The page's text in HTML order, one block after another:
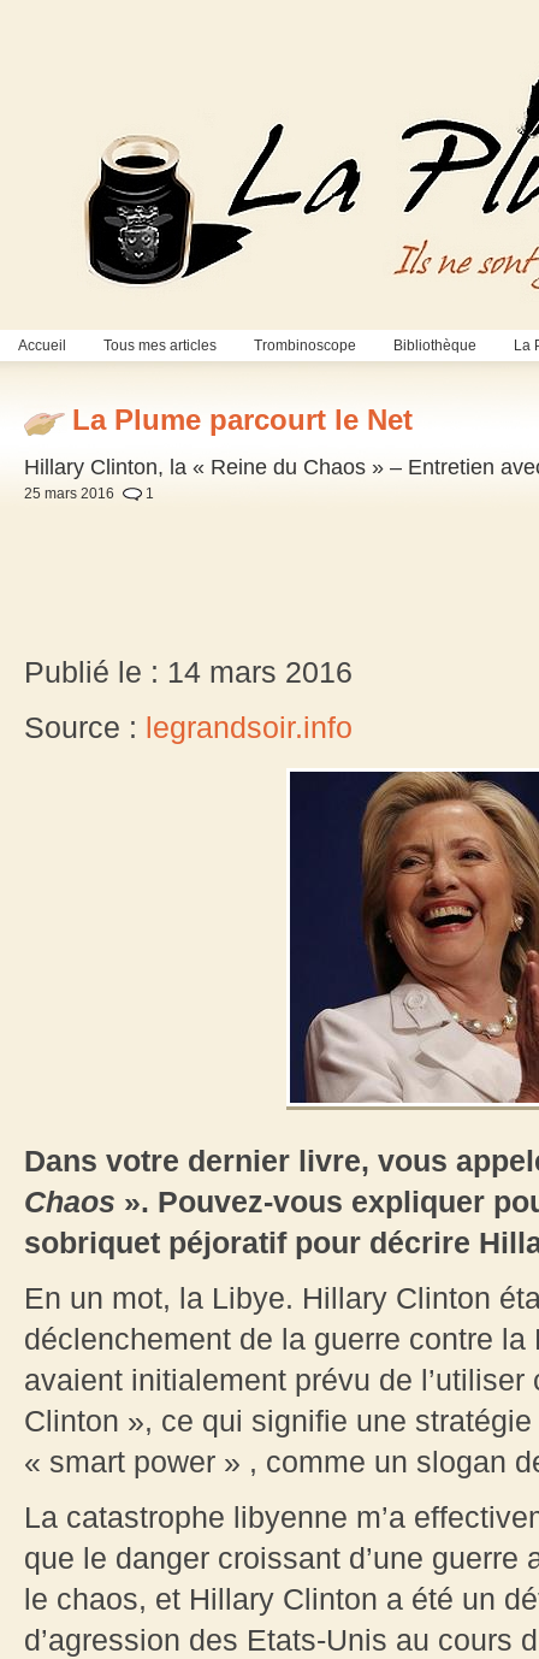
Accueil Tous mes articles Trombinoscope Bibliothèque La
La Plume parcourt le Net
Hillary Clinton, la « Reine du Chaos » – Entretien
25 mars 2016 1
Publié le : 14 mars 2016
Source : legrandsoir.info
Dans votre dernier livre, vous
Chaos ». Pouvez-vous expliquer
sobriquet péjoratif pour décrire
En un mot, la Libye. Hillary Clinton
déclenchement de la guerre contre
avaient initialement prévu de l’utiliser
Clinton », ce qui signifie une
« smart power » , comme un slogan
La catastrophe libyenne m’a
que le danger croissant d’une
le chaos, et Hillary Clinton a été un
d’agression des Etats-Unis au cours